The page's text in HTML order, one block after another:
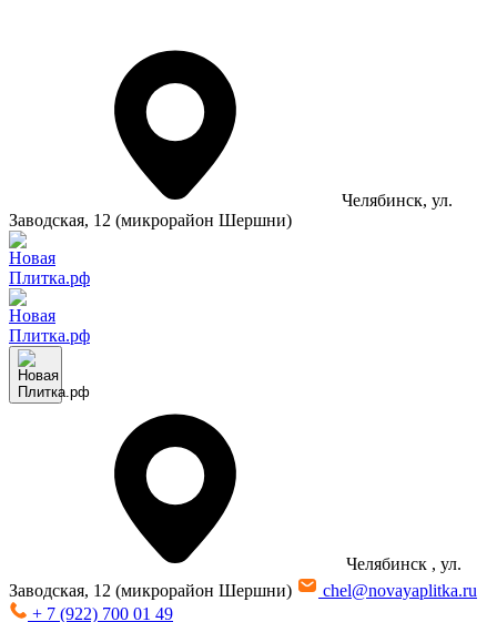
Челябинск, ул.
Заводская, 12 (микрорайон Шершни)
Челябинск , ул.
Заводская, 12 (микрорайон Шершни)
chel@novayaplitka.ru
+ 7 (922) 700 01 49